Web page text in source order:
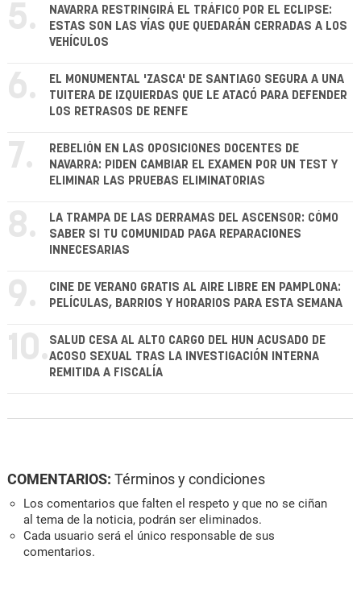
5.
NAVARRA RESTRINGIRÁ EL TRÁFICO POR EL ECLIPSE:
ESTAS SON LAS VÍAS QUE QUEDARÁN CERRADAS A LOS
VEHÍCULOS
6.
EL MONUMENTAL 'ZASCA' DE SANTIAGO SEGURA A UNA
TUITERA DE IZQUIERDAS QUE LE ATACÓ PARA DEFENDER
LOS RETRASOS DE RENFE
7.
REBELIÓN EN LAS OPOSICIONES DOCENTES DE
NAVARRA: PIDEN CAMBIAR EL EXAMEN POR UN TEST Y
ELIMINAR LAS PRUEBAS ELIMINATORIAS
8.
LA TRAMPA DE LAS DERRAMAS DEL ASCENSOR: CÓMO
SABER SI TU COMUNIDAD PAGA REPARACIONES
INNECESARIAS
9.
CINE DE VERANO GRATIS AL AIRE LIBRE EN PAMPLONA:
PELÍCULAS, BARRIOS Y HORARIOS PARA ESTA SEMANA
10. SALUD CESA AL ALTO CARGO DEL HUN ACUSADO DE
ACOSO SEXUAL TRAS LA INVESTIGACIÓN INTERNA
REMITIDA A FISCALÍA
COMENTARIOS: Términos y condiciones
Los comentarios que falten el respeto y que no se ciñan
al tema de la noticia, podrán ser eliminados.
Cada usuario será el único responsable de sus
comentarios.